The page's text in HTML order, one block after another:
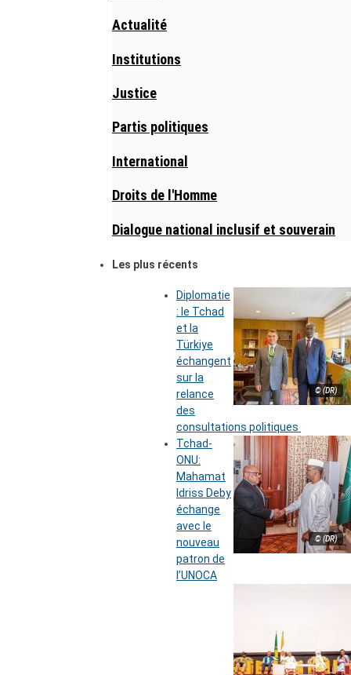
Actualité
Institutions
Justice
Partis politiques
International
Droits de l'Homme
Dialogue national inclusif et souverain
Les plus récents
© (DR)
Diplomatie
: le Tchad
et la
Türkiye
échangent
sur la
relance
des
consultations politiques
© (DR)
Tchad-
ONU:
Mahamat
Idriss Deby
échange
avec le
nouveau
patron de
l’UNOCA